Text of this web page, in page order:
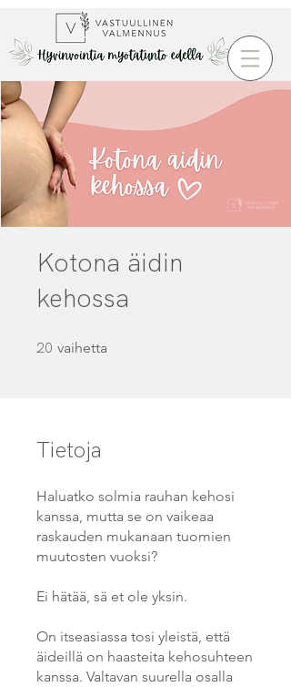
Kotona äidin
kehossa
20 vaihetta
Tietoja
Haluatko solmia rauhan kehosi
kanssa, mutta se on vaikeaa
raskauden mukanaan tuomien
muutosten vuoksi?
Ei hätää, sä et ole yksin.
On itseasiassa tosi yleistä, että
äideillä on haasteita kehosuhteen
kanssa. Valtavan suurella osalla